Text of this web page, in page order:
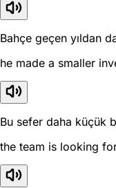
Bahçe geçen yıldan
he made a smaller
Bu sefer daha küçük
the team is looking